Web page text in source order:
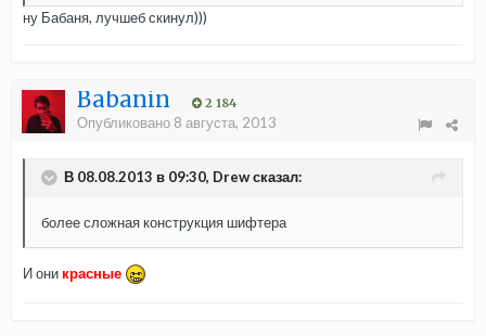
ну Бабаня, лучшеб скинул)))
Babanin 2 184
Опубликовано 8 августа, 2013
В 08.08.2013 в 09:30, Drew сказал:
более сложная конструкция шифтера
И оникрасные